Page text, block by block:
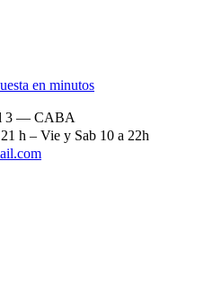
en minutos
3 — CABA
h – Vie y Sab 10 a 22h